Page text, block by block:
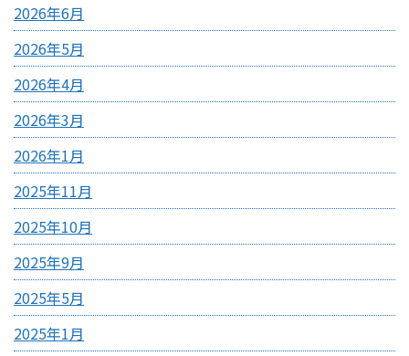
2026年6月
2026年5月
2026年4月
2026年3月
2026年1月
2025年11月
2025年10月
2025年9月
2025年5月
2025年1月